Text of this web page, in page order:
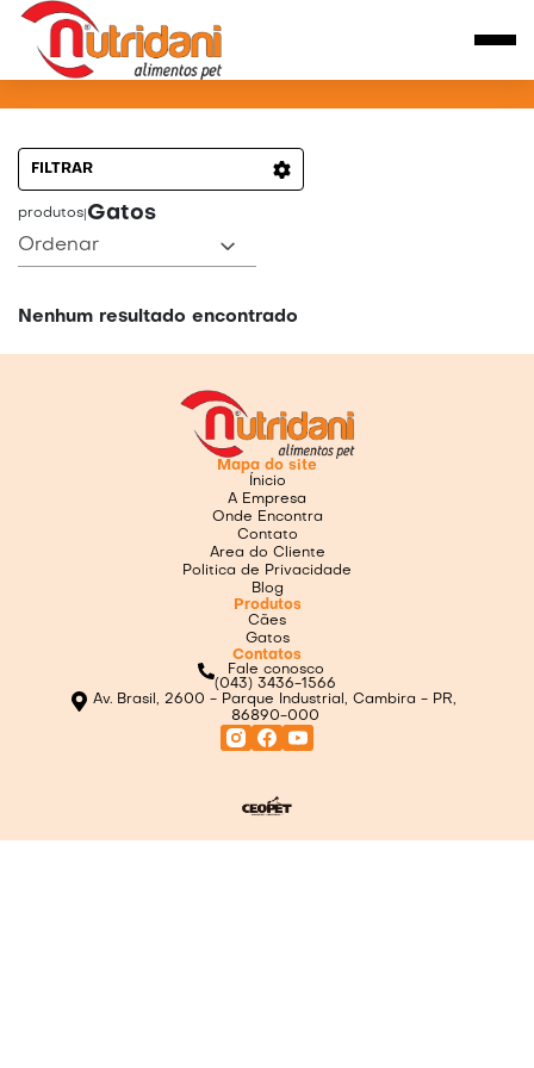
PRODUTOS PARA GATOS
FILTRAR
produtos Gatos
Ordenar
Nenhum resultado encontrado
Mapa do site
Ínicio
A Empresa
Onde Encontra
Contato
Area do Cliente
Politica de Privacidade
Blog
Produtos
Cães
Gatos
Contatos
Fale conosco
(043) 3436-1566
Av. Brasil, 2600 - Parque Industrial, Cambira - PR,
86890-000